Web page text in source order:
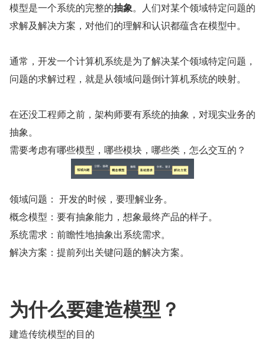
模型是一个系统的完整的抽象。人们对某个领域特定问题的
求解及解决方案，对他们的理解和认识都蕴含在模型中。
通常，开发一个计算机系统是为了解决某个领域特定问题，
问题的求解过程，就是从领域问题倒计算机系统的映射。
在还没工程师之前，架构师要有系统的抽象，对现实业务的
抽象。
需要考虑有哪些模型，哪些模块，哪些类，怎么交互的？
领域问题： 开发的时候，要理解业务。
概念模型：要有抽象能力，想象最终产品的样子。
系统需求：前瞻性地抽象出系统需求。
解决方案：提前列出关键问题的解决方案。
为什么要建造模型？
建造传统模型的目的